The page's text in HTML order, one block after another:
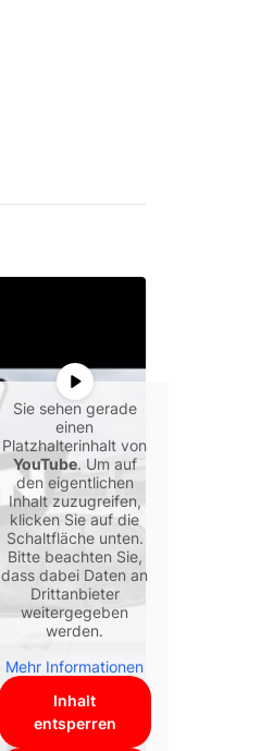
Sie sehen gerade
einen
Platzhalterinhalt von
YouTube. Um auf
den eigentlichen
Inhalt zuzugreifen,
klicken Sie auf die
Schaltfläche unten.
Bitte beachten Sie,
dass dabei Daten an
Drittanbieter
weitergegeben
werden.
Mehr Informationen
Inhalt
entsperren